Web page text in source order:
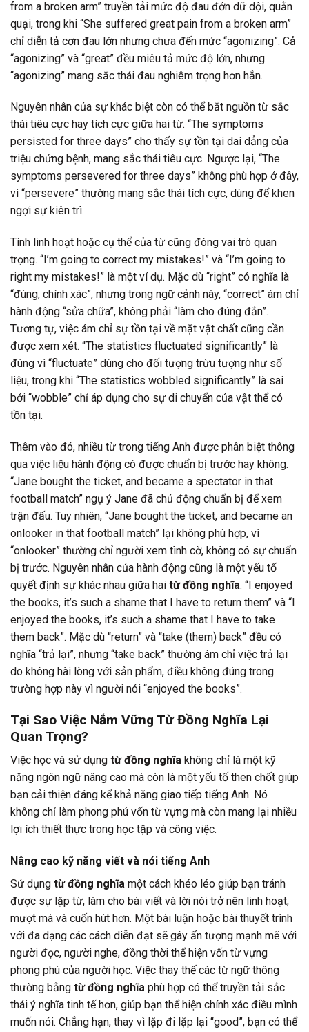
from a broken arm” truyền tải mức độ đau đớn dữ dội, quằn
quại, trong khi “She suffered great pain from a broken arm”
chỉ diễn tả cơn đau lớn nhưng chưa đến mức “agonizing”. Cả
“agonizing” và “great” đều miêu tả mức độ lớn, nhưng
“agonizing” mang sắc thái đau nghiêm trọng hơn hẳn.
Nguyên nhân của sự khác biệt còn có thể bắt nguồn từ sắc
thái tiêu cực hay tích cực giữa hai từ. “The symptoms
persisted for three days” cho thấy sự tồn tại dai dẳng của
triệu chứng bệnh, mang sắc thái tiêu cực. Ngược lại, “The
symptoms persevered for three days” không phù hợp ở đây,
vì “persevere” thường mang sắc thái tích cực, dùng để khen
ngợi sự kiên trì.
Tính linh hoạt hoặc cụ thể của từ cũng đóng vai trò quan
trọng. “I’m going to correct my mistakes!” và “I’m going to
right my mistakes!” là một ví dụ. Mặc dù “right” có nghĩa là
“đúng, chính xác”, nhưng trong ngữ cảnh này, “correct” ám chỉ
hành động “sửa chữa”, không phải “làm cho đúng đắn”.
Tương tự, việc ám chỉ sự tồn tại về mặt vật chất cũng cần
được xem xét. “The statistics fluctuated significantly” là
đúng vì “fluctuate” dùng cho đối tượng trừu tượng như số
liệu, trong khi “The statistics wobbled significantly” là sai
bởi “wobble” chỉ áp dụng cho sự di chuyển của vật thể có
tồn tại.
Thêm vào đó, nhiều từ trong tiếng Anh được phân biệt thông
qua việc liệu hành động có được chuẩn bị trước hay không.
“Jane bought the ticket, and became a spectator in that
football match” ngụ ý Jane đã chủ động chuẩn bị để xem
trận đấu. Tuy nhiên, “Jane bought the ticket, and became an
onlooker in that football match” lại không phù hợp, vì
“onlooker” thường chỉ người xem tình cờ, không có sự chuẩn
bị trước. Nguyên nhân của hành động cũng là một yếu tố
quyết định sự khác nhau giữa hai từ đồng nghĩa. “I enjoyed
the books, it’s such a shame that I have to return them” và “I
enjoyed the books, it’s such a shame that I have to take
them back”. Mặc dù “return” và “take (them) back” đều có
nghĩa “trả lại”, nhưng “take back” thường ám chỉ việc trả lại
do không hài lòng với sản phẩm, điều không đúng trong
trường hợp này vì người nói “enjoyed the books”.
Tại Sao Việc Nắm Vững Từ Đồng Nghĩa Lại
Quan Trọng?
Việc học và sử dụng từ đồng nghĩa không chỉ là một kỹ
năng ngôn ngữ nâng cao mà còn là một yếu tố then chốt giúp
bạn cải thiện đáng kể khả năng giao tiếp tiếng Anh. Nó
không chỉ làm phong phú vốn từ vựng mà còn mang lại nhiều
lợi ích thiết thực trong học tập và công việc.
Nâng cao kỹ năng viết và nói tiếng Anh
Sử dụng từ đồng nghĩa một cách khéo léo giúp bạn tránh
được sự lặp từ, làm cho bài viết và lời nói trở nên linh hoạt,
mượt mà và cuốn hút hơn. Một bài luận hoặc bài thuyết trình
với đa dạng các cách diễn đạt sẽ gây ấn tượng mạnh mẽ với
người đọc, người nghe, đồng thời thể hiện vốn từ vựng
phong phú của người học. Việc thay thế các từ ngữ thông
thường bằng từ đồng nghĩa phù hợp có thể truyền tải sắc
thái ý nghĩa tinh tế hơn, giúp bạn thể hiện chính xác điều mình
muốn nói. Chẳng hạn, thay vì lặp đi lặp lại “good”, bạn có thể